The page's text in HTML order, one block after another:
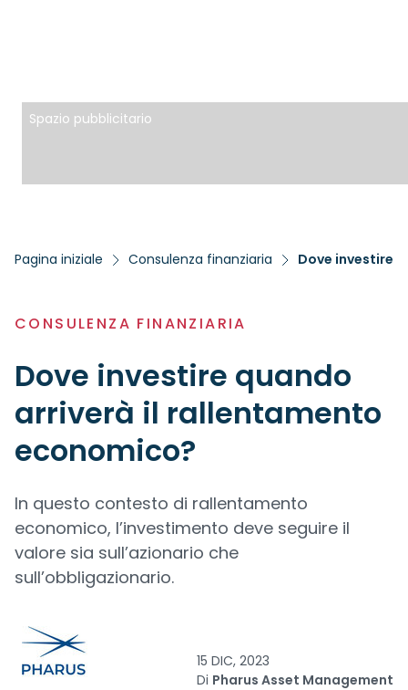
Spazio pubblicitario
Pagina iniziale Consulenza finanziaria Dove investire
CONSULENZA FINANZIARIA
Dove investire quando
arriverà il rallentamento
economico?
In questo contesto di rallentamento
economico, l’investimento deve seguire il
valore sia sull’azionario che
sull’obbligazionario.
15 DIC, 2023
Di Pharus Asset Management